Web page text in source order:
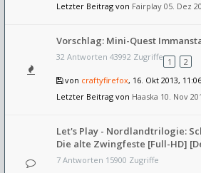
Letzter Beitrag von Fairplay 05. Dez
Vorschlag: Mini-Quest
32 Antworten 43992 Zugriffe 1
2
von craftyfirefox, 16. Okt 2013, 11:06
Letzter Beitrag von Haaska 10. Nov
Let's Play - Nordlandtrilogie:
Die alte Zwingfeste [Full-HD]
7 Antworten 15900 Zugriffe